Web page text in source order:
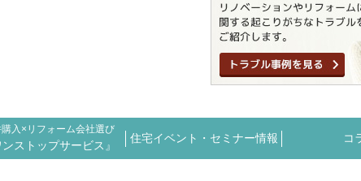
入×リフォーム会社選び
ンストップサービス』
住宅イベント・セミナー情報 コ